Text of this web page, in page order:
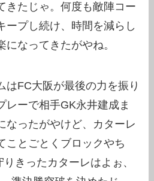
きたじゃ。何度も敵陣コー
ープし続け、時間を減らし
なってきたがやね。
はFC大阪が最後の力を振り
レーで相手GK永井建成ま
なったがやけど、カターレ
ことごとくブロックやち
きったカターレはよぉ、